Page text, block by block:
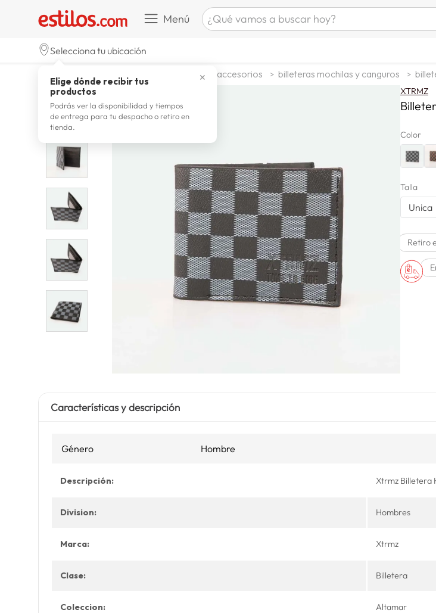
Menú ¿Qué vamos a buscar hoy?
6. tv
7. laptop
8. terrex
lavadora
10. spiderman
Selecciona tu ubicación
✕
Elige dónde recibir tus
productos
Podrás ver la disponibilidad y tiempos
de entrega para tu despacho o retiro en
tienda.
hombre accesorios billeteras mochilas y canguros
XTRMZ
Color
Talla
Unica
Retiro
Características y descripción
Género Hombre
Descripción: Xtrmz Billetera
Division: Hombres
Marca: Xtrmz
Clase: Billetera
Coleccion: Altamar